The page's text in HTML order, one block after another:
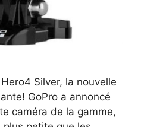
Silver, la nouvelle
GoPro a annoncé
caméra de la gamme,